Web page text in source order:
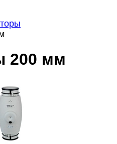
200 мм